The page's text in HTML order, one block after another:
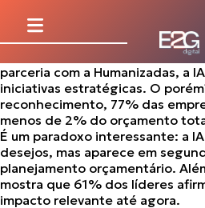
“inteligência artificial” já não
distante, mas como prioridade
o estudo Panorama 2026,
parceria com a Humanizadas, a
iniciativas estratégicas. O
reconhecimento, 77% das
menos de 2% do orçamento
É um paradoxo interessante: a
desejos, mas aparece em
planejamento orçamentário.
mostra que 61% dos líderes
impacto relevante até agora.